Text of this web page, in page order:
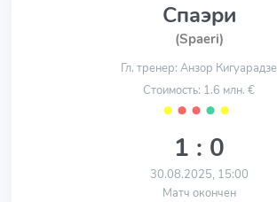
Спаэри
(Spaeri)
Гл. тренер: Анзор Кигуарадзе
Стоимость: 1.6 млн. €
⬤ ⬤ ⬤ ⬤ ⬤
1 : 0
30.08.2025, 15:00
Матч окончен